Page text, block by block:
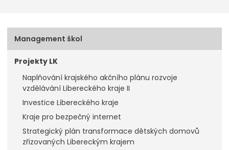
Management škol
Projekty LK
Naplňování krajského akčního plánu rozvoje
vzdělávání Libereckého kraje II
Investice Libereckého kraje
Kraje pro bezpečný internet
Strategický plán transformace dětských domovů
zřizovaných Libereckým krajem